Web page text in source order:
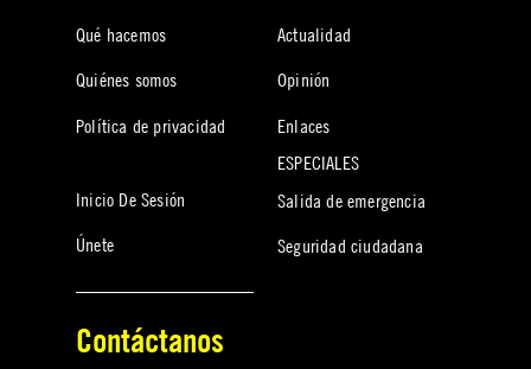
Qué hacemos
Quiénes somos
Política de privacidad
Inicio De Sesión
Únete
Actualidad
Opinión
Enlaces
ESPECIALES
Salida de emergencia
Seguridad ciudadana
Contáctanos